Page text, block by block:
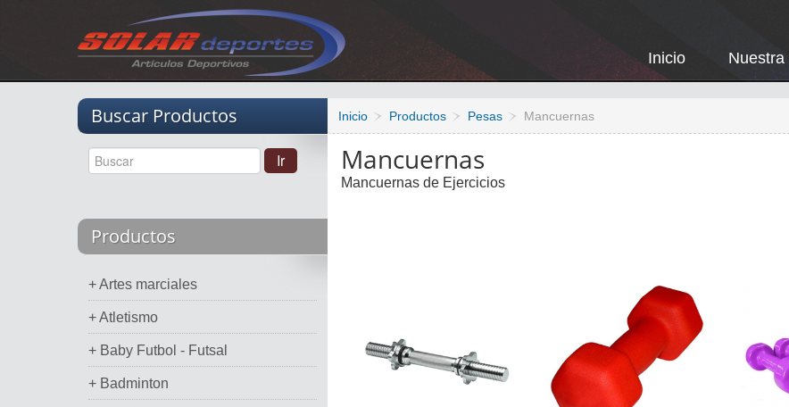
Inicio
Buscar Productos
Productos
+ Artes marciales
+ Atletismo
+ Baby Futbol - Futsal
+ Badminton
Inicio Productos Pesas Mancuernas
Mancuernas
Mancuernas de Ejercicios